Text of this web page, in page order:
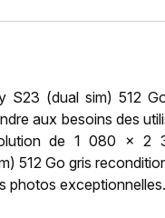
S23 (dual sim) 512
aux besoins des
de 1 080 x 2
512 Go gris
photos exceptionnelles.